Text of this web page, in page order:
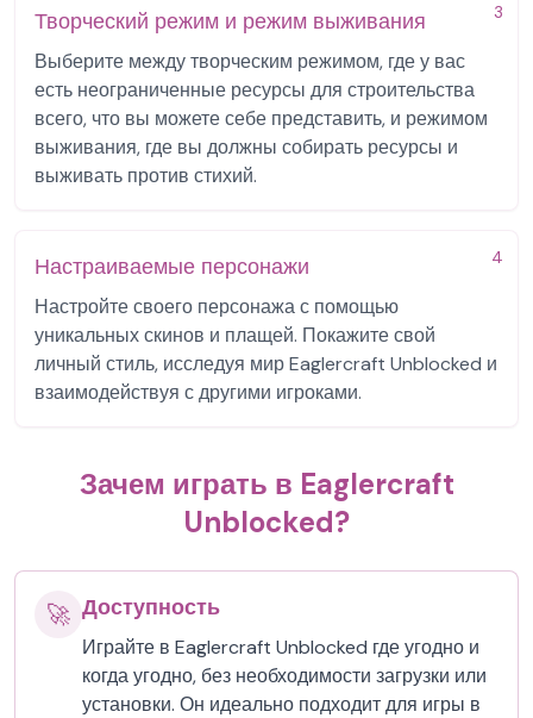
3
Творческий режим и режим выживания
Выберите между творческим режимом, где у вас
есть неограниченные ресурсы для строительства
всего, что вы можете себе представить, и режимом
выживания, где вы должны собирать ресурсы и
выживать против стихий.
4
Настраиваемые персонажи
Настройте своего персонажа с помощью
уникальных скинов и плащей. Покажите свой
личный стиль, исследуя мир Eaglercraft Unblocked и
взаимодействуя с другими игроками.
Зачем играть в Eaglercraft
Unblocked?
🚀 Доступность
Играйте в Eaglercraft Unblocked где угодно и
когда угодно, без необходимости загрузки или
установки. Он идеально подходит для игры в